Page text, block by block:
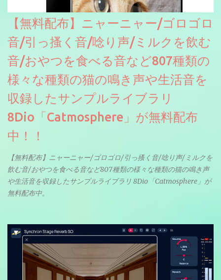
【無料配布】ニャーニャー/ゴロゴロ
音/引っ搔く音/唸り声/ミルクを飲む
音/おやつを食べる音など807種類の
様々な種類の猫の鳴き声や生活音を
収録したサンプルライブラリ
8Dio「Catmosphere」が無料配布
中！！
【無料配布】ニャーニャー/ゴロゴロ/引っ搔く音/唸り声/ミルクを
飲む音/おやつを食べる音など807種類の様々な種類の猫の鳴き声
や生活音を収録したサンプルライブラリ 8Dio「Catmosphere」が
無料配布中。